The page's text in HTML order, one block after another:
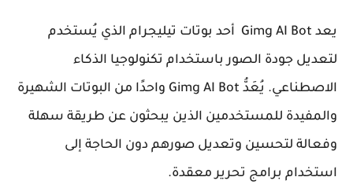
يعد Gimg AI Bot أحد بوتات تيليجرام الذي يُستخدم
لتعديل جودة الصور باستخدام تكنولوجيا الذكاء
الاصطناعي. يُعَدُّ Gimg AI Bot واحدًا من البوتات الشهيرة
والمفيدة للمستخدمين الذين يبحثون عن طريقة سهلة
وفعالة لتحسين وتعديل صورهم دون الحاجة إلى
استخدام برامج تحرير معقدة.